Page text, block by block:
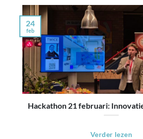
Hackathon 21 februari:
Verder lezen
24
feb